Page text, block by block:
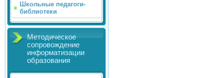
Школьные педагоги-
библиотеки
Методическое
сопровождение
информатизации
образования